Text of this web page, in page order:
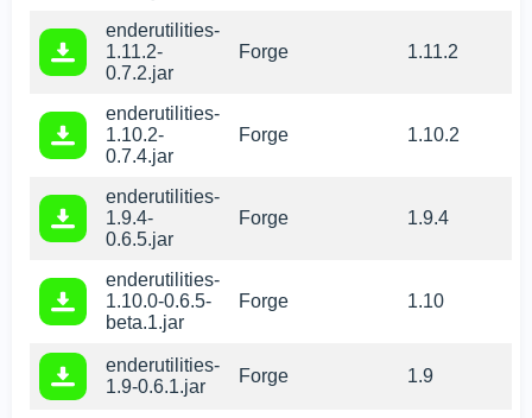
enderutilities-
1.11.2-
0.7.2.jar
Forge 1.11.2
enderutilities-
1.10.2-
0.7.4.jar
Forge 1.10.2
enderutilities-
1.9.4-
0.6.5.jar
Forge 1.9.4
enderutilities-
1.10.0-0.6.5-
beta.1.jar
Forge 1.10
enderutilities-
1.9-0.6.1.jar
Forge 1.9